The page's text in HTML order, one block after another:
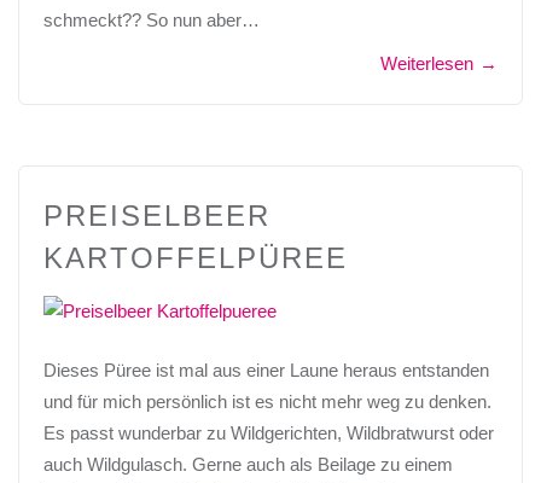
schmeckt?? So nun aber…
Weiterlesen →
PREISELBEER
KARTOFFELPÜREE
Dieses Püree ist mal aus einer Laune heraus entstanden
und für mich persönlich ist es nicht mehr weg zu denken.
Es passt wunderbar zu Wildgerichten, Wildbratwurst oder
auch Wildgulasch. Gerne auch als Beilage zu einem